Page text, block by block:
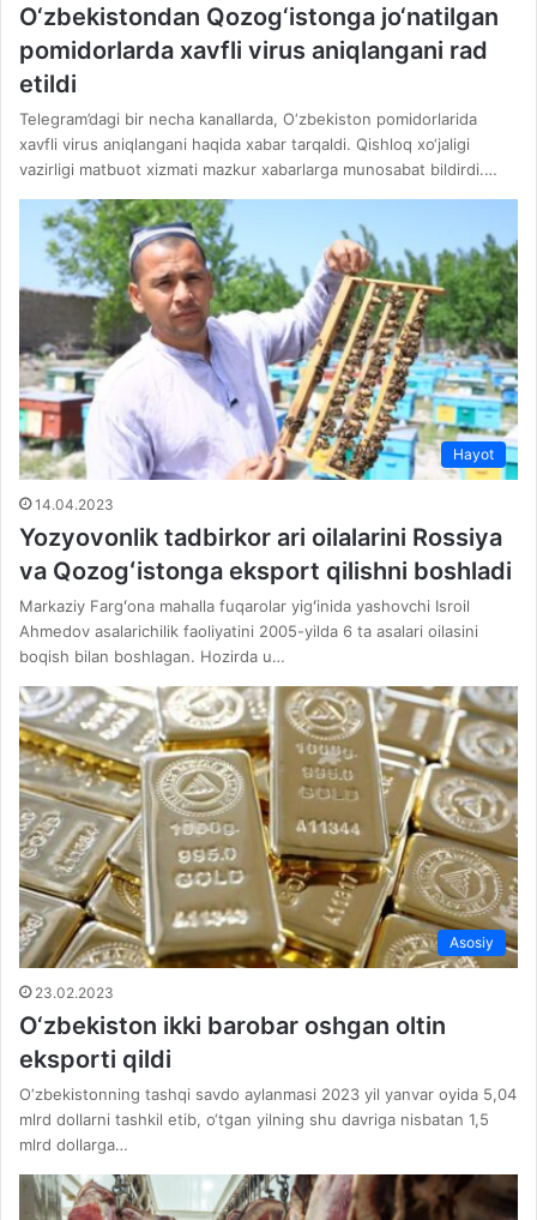
O‘zbekistondan Qozog‘istonga jo‘natilgan
pomidorlarda xavfli virus aniqlangani rad
etildi
Telegram’dagi bir necha kanallarda, O‘zbekiston pomidorlarida
xavfli virus aniqlangani haqida xabar tarqaldi. Qishloq xo‘jaligi
vazirligi matbuot xizmati mazkur xabarlarga munosabat bildirdi.…
Hayot
14.04.2023
Yozyovonlik tadbirkor ari oilalarini Rossiya
va Qozogʻistonga eksport qilishni boshladi
Markaziy Fargʻona mahalla fuqarolar yigʻinida yashovchi Isroil
Ahmedov asalarichilik faoliyatini 2005-yilda 6 ta asalari oilasini
boqish bilan boshlagan. Hozirda u…
Asosiy
23.02.2023
O‘zbekiston ikki barobar oshgan oltin
eksporti qildi
O‘zbekistonning tashqi savdo aylanmasi 2023 yil yanvar oyida 5,04
mlrd dollarni tashkil etib, o‘tgan yilning shu davriga nisbatan 1,5
mlrd dollarga…